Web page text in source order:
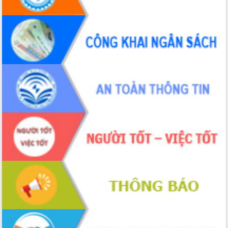
Đắk Lắk”
Tăng cường giám sát, đôn đốc thực
hiện nhiệm vụ quản lý tài sản công
hàng tuần
Tháo gỡ những vướng mắc, đẩy mạnh
công tác cải cách thủ tục hành chính
tại Trung tâm Phục vụ hành chính
công tỉnh
Đắk Lắk: Tôn vinh 46 giải pháp tại Hội
thi Sáng tạo Kỹ thuật 2024 - 2025
Đắk Lắk rà soát, điều chỉnh Đề án 190
về phát triển nuôi trồng thủy sản
Phó Chủ tịch UBND tỉnh Đắk Lắk
Trương Công Thái kiểm tra thực địa
Dự án cao tốc Khánh Hòa - Buôn Ma
Thuột
Định vị cà phê Việt Nam như một “di
sản sống” trong dòng chảy toàn cầu
Xây dựng nông thôn mới: Nâng cao đời
sống người dân từ những mô hình thiết